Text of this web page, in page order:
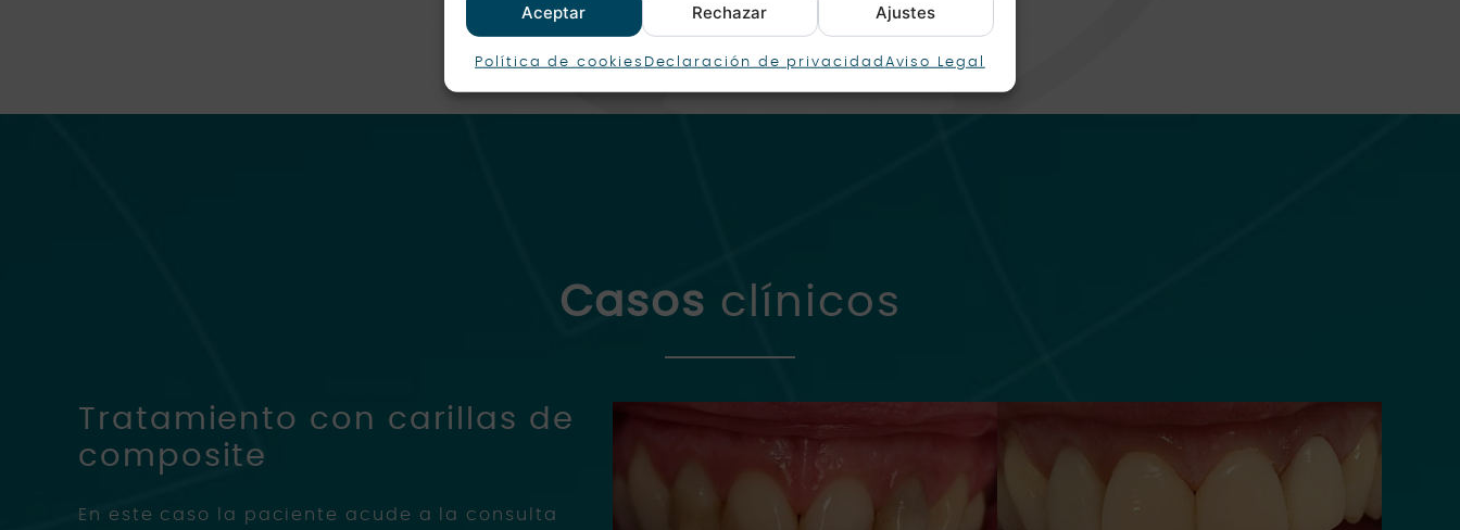
Aceptar Rechazar Ajustes
Política de cookies Declaración de privacidad Aviso Legal
Casos clínicos
Tratamiento con carillas de
composite
En este caso la paciente acude a la consulta